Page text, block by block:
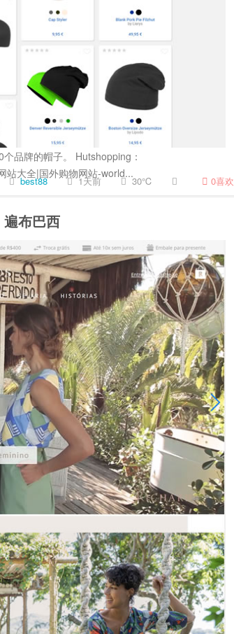
品牌的帽子。 Hutshopping：
站大全|国外购物网站-world...
best88 1天前 30℃ 0喜欢
布巴西